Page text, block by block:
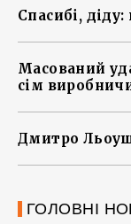
Спасибі,
Масований
сім
Дмитро
ГОЛОВНІ